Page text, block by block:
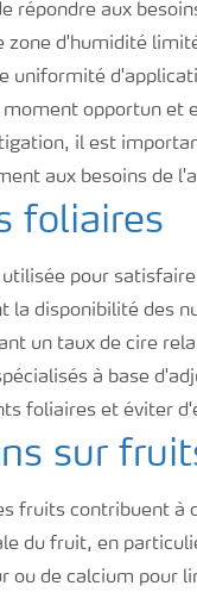
répondre aux
zone d'humidité
uniformité
opportun et
il est
aux besoins de
foliaires
pour
la disponibilité des
un taux de cire
à base
foliaires et éviter
sur
fruits contribuent
du fruit, en
ou de calcium